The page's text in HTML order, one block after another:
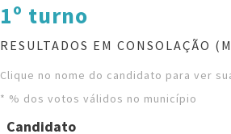
1º turno
RESULTADOS EM CONSOLAÇÃO
Clique no nome do candidato para ver
* % dos votos válidos no município
Candidato